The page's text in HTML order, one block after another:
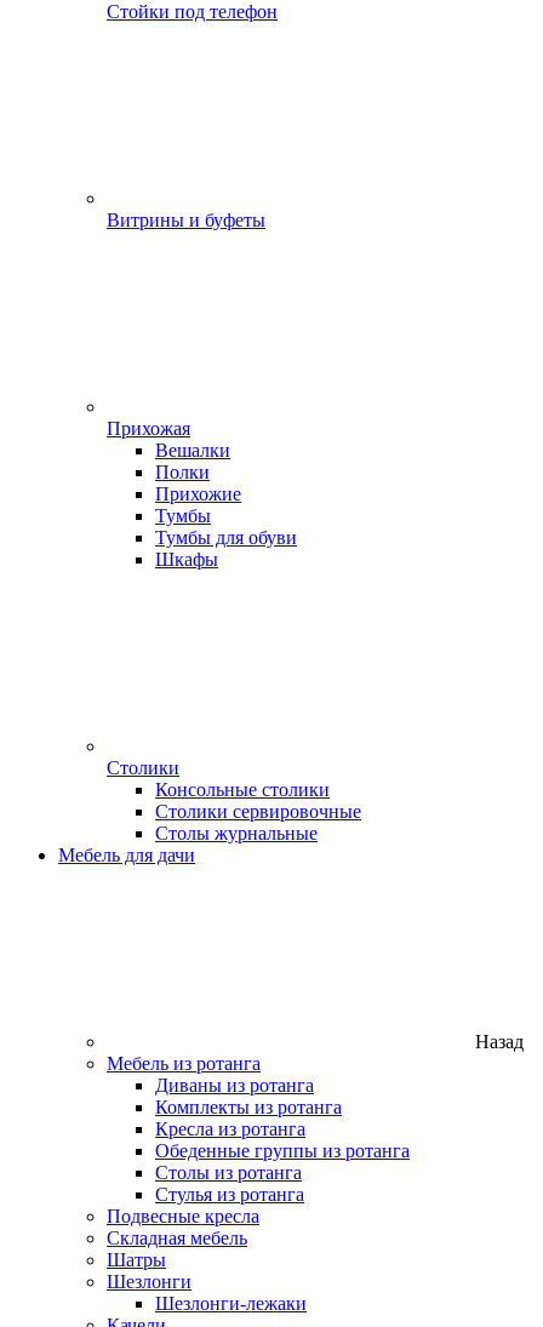
Стойки под телефон
Витрины и буфеты
Прихожая
Вешалки
Полки
Прихожие
Тумбы
Тумбы для обуви
Шкафы
Столики
Консольные столики
Столики сервировочные
Столы журнальные
Мебель для дачи
Назад
Мебель из ротанга
Диваны из ротанга
Комплекты из ротанга
Кресла из ротанга
Обеденные группы из ротанга
Столы из ротанга
Стулья из ротанга
Подвесные кресла
Складная мебель
Шатры
Шезлонги
Шезлонги-лежаки